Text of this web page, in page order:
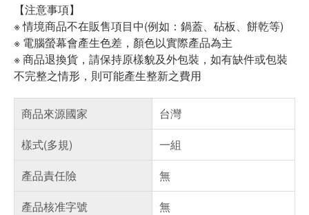
【注意事項】
※ 情境商品不在販售項目中(例如：鍋蓋、砧板、餅乾等)
※ 電腦螢幕會產生色差，顏色以實際產品為主
※ 商品退換貨，請保持原樣貌及外包裝，如有缺件或包裝
不完整之情形，則可能產生整新之費用
商品來源國家
台灣
樣式(多規)
一組
產品責任險
無
產品核准字號
無